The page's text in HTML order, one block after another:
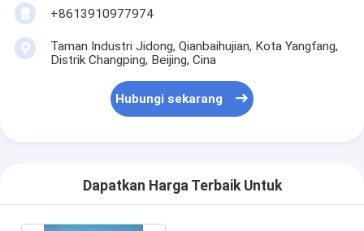
+8613910977974
Taman Industri Jidong, Qianbaihujian, Kota Yangfang,
Distrik Changping, Beijing, Cina
Hubungi sekarang
Dapatkan Harga Terbaik Untuk